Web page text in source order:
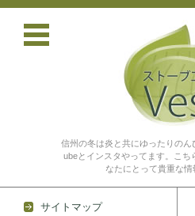
信州の冬は炎と共にゆったりのん
ubeとインスタやってます。こち
なたにとって貴重な情
サイトマップ